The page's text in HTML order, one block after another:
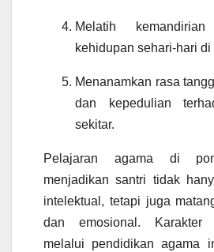
Melatih
kehidupan sehari-hari di
Menanamkan rasa
dan kepedulian
sekitar.
Pelajaran agama di
menjadikan santri tidak
intelektual, tetapi juga
dan emosional. Karakter
melalui pendidikan agama